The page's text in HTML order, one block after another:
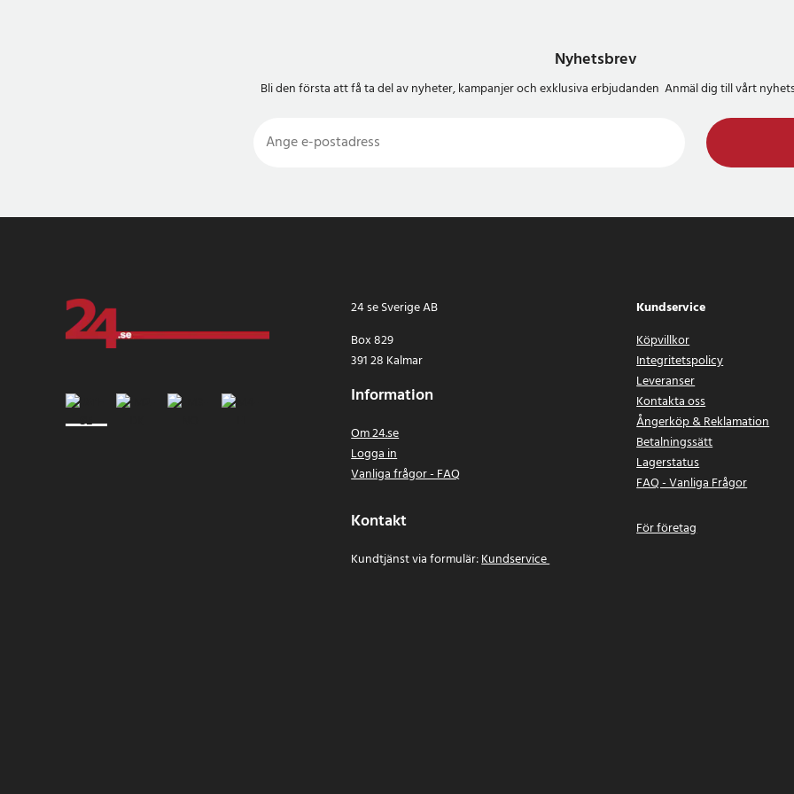
Nyhetsbrev
Bli den första att få ta del av nyheter, kampanjer och exklusiva erbjudanden Anmäl dig till vårt
24 se Sverige AB
Box 829
391 28 Kalmar
Information
Om 24.se
Logga in
Vanliga frågor - FAQ
Kontakt
Kundtjänst via formulär:Kundservice
Kundservice
Köpvillkor
Integritetspolicy
Leveranser
Kontakta oss
Ångerköp & Reklamation
Betalningssätt
Lagerstatus
FAQ - Vanliga Frågor
För företag